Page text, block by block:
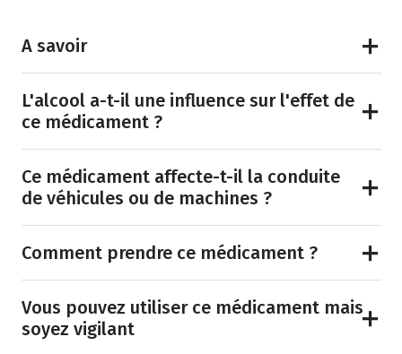
A savoir
L'alcool a-t-il une influence sur l'effet de
ce médicament ?
Ce médicament affecte-t-il la conduite
de véhicules ou de machines ?
Comment prendre ce médicament ?
Vous pouvez utiliser ce médicament mais
soyez vigilant